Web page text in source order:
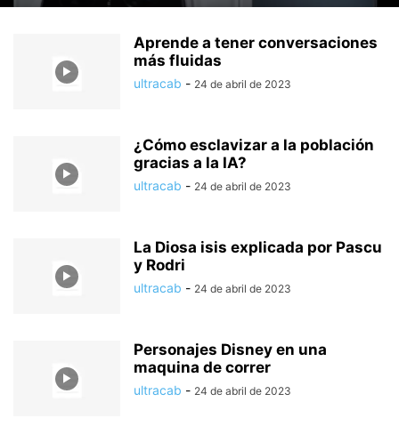
Aprende a tener conversaciones
más fluidas
ultracab - 24 de abril de 2023
¿Cómo esclavizar a la población
gracias a la IA?
ultracab - 24 de abril de 2023
La Diosa isis explicada por Pascu
y Rodri
ultracab - 24 de abril de 2023
Personajes Disney en una
maquina de correr
ultracab - 24 de abril de 2023